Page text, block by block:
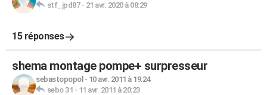
stf_jpd87- 21 avr. 2020 à 08:29
15 réponses
shema montage pompe+ surpresseur
sebastopopol - 10 avr. 2011 à 19:24
sebo 31 - 11 avr. 2011 à 20:23